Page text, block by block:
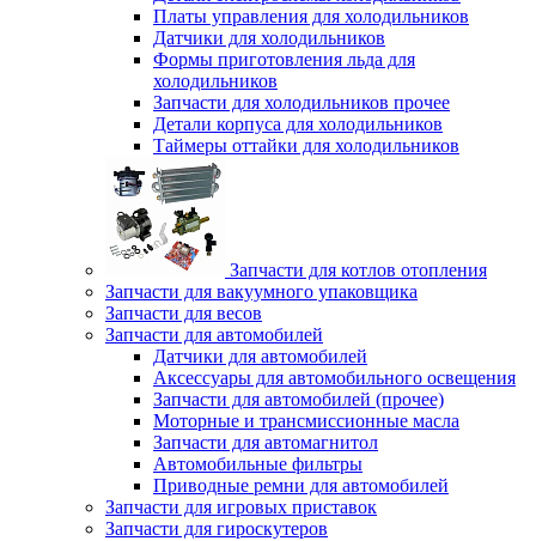
Платы управления для холодильников
Датчики для холодильников
Формы приготовления льда для
холодильников
Запчасти для холодильников прочее
Детали корпуса для холодильников
Таймеры оттайки для холодильников
Запчасти для котлов отопления
Запчасти для вакуумного упаковщика
Запчасти для весов
Запчасти для автомобилей
Датчики для автомобилей
Аксессуары для автомобильного освещения
Запчасти для автомобилей (прочее)
Моторные и трансмиссионные масла
Запчасти для автомагнитол
Автомобильные фильтры
Приводные ремни для автомобилей
Запчасти для игровых приставок
Запчасти для гироскутеров